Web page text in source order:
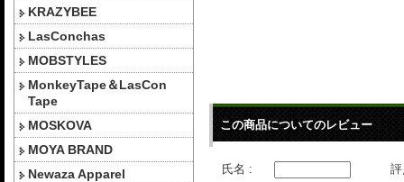
KRAZYBEE
LasConchas
MOBSTYLES
MonkeyTape＆LasCon
Tape
MOSKOVA
MOYA BRAND
Newaza Apparel
この商品についてのレビュー
氏名 :